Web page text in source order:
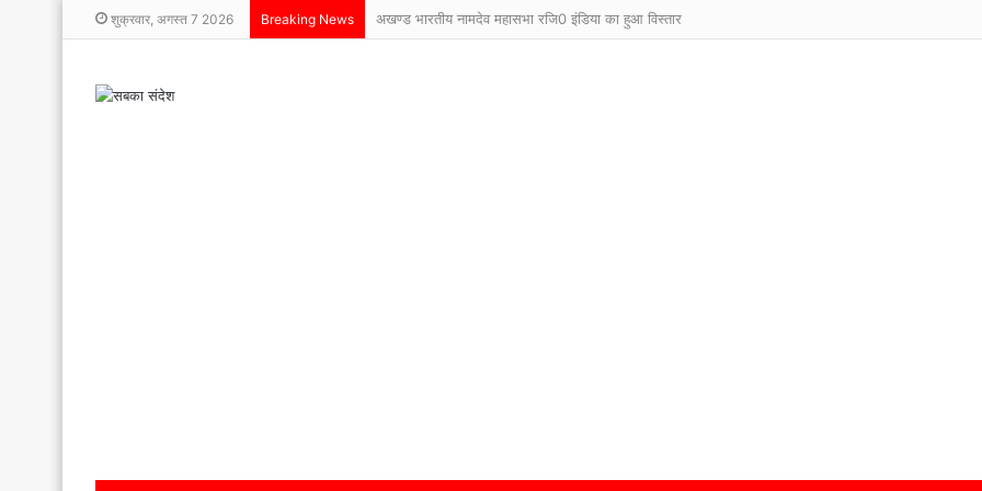
शुक्रवार, अगस्त 7 2026 Breaking News अखण्ड भारतीय नामदेव महासभा रजि0 इंडिया का हुआ विस्तार